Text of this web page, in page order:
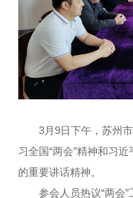
3月9日下午，苏州
习全国“两会”精神和习
的重要讲话精神。
参会人员热议“两会